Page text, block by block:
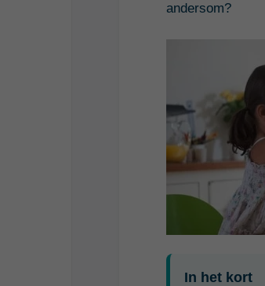
andersom?
In het kort